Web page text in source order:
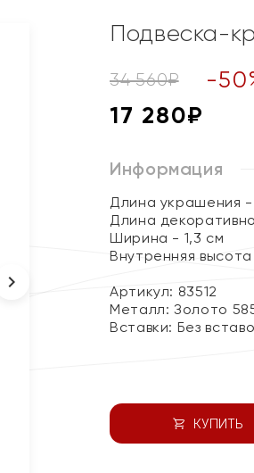
Подвеска-
34 560₽ -50
17 280₽
Информация
Длина украшения
Длина
Ширина - 1,3 см
Внутренняя
Артикул: 83512
Металл:Золото
Вставки: Без
КУПИТЬ